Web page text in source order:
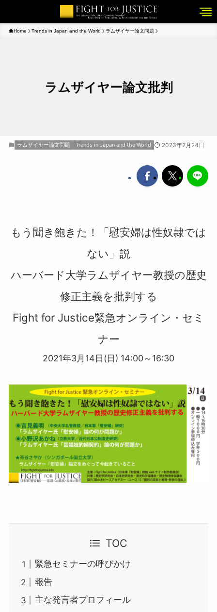
Home Trends in Japan and the World ラムザイヤー論文問題
ラムザイヤー論文批判
ラムザイヤー論文問題 Trends in Japan and the World 2023年2月24日
もう聞き飽きた！「慰安婦は性奴隷では
ない」説
ハーバード大学ラムザイヤー教授の歴史
修正主義を批判する
Fight for Justice緊急オンライン・セミ
ナー
2021年3月14日(日) 14:00～16:30
TOC
緊急セミナーの呼びかけ
報告
主な発言者プロフィール